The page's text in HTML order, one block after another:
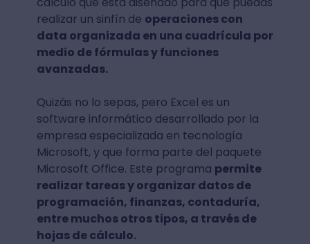
realizar un sinfín de operaciones con
data organizada en una cuadrícula por
medio de fórmulas y funciones
avanzadas.
Quizás no lo sepas, pero Excel es un
software informático desarrollado por la
empresa especializada en tecnología
Microsoft, y que forma parte del paquete
Microsoft Office. Este programa permite
realizar tareas y organizar datos de
programación, finanzas, contaduría,
entre muchos otros tipos, a través de
hojas de cálculo.